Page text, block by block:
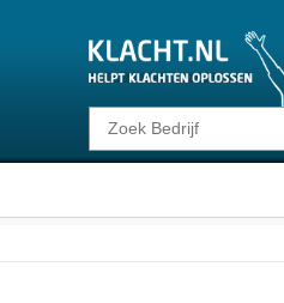
Klacht melden
Consumentenrecht